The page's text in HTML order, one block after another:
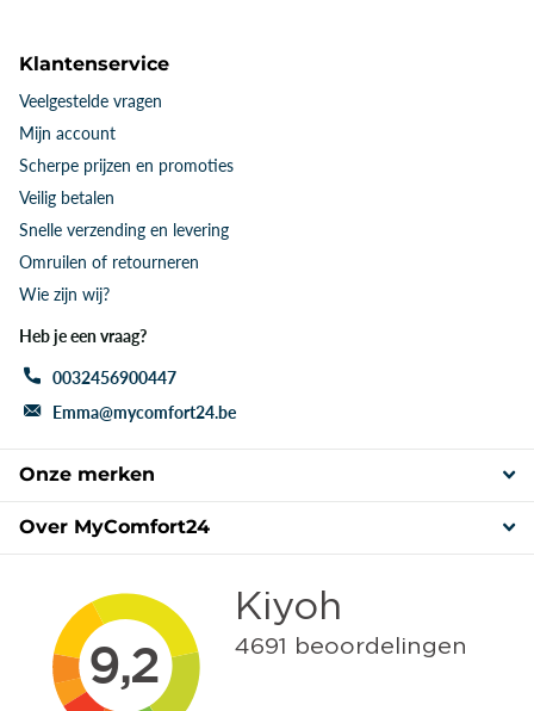
Klantenservice
Veelgestelde vragen
Mijn account
Scherpe prijzen en promoties
Veilig betalen
Snelle verzending en levering
Omruilen of retourneren
Wie zijn wij?
Heb je een vraag?
0032456900447
Emma@mycomfort24.be
Onze merken
Over MyComfort24